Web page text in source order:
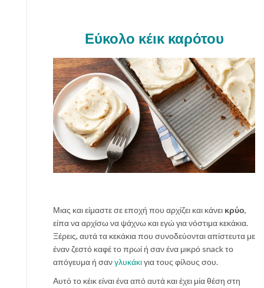
Εύκολο κέικ καρότου
Μιας και είμαστε σε εποχή που αρχίζει και κάνει κρύο,
είπα να αρχίσω να ψάχνω και εγώ για νόστιμα κεκάκια.
Ξέρεις, αυτά τα κεκάκια που συνοδεύονται απίστευτα με
έναν ζεστό καφέ το πρωί ή σαν ένα μικρό snack το
απόγευμα ή σανγλυκάκιγια τους φίλους σου.
Αυτό το κέικ είναι ένα από αυτά και έχει μία θέση στη